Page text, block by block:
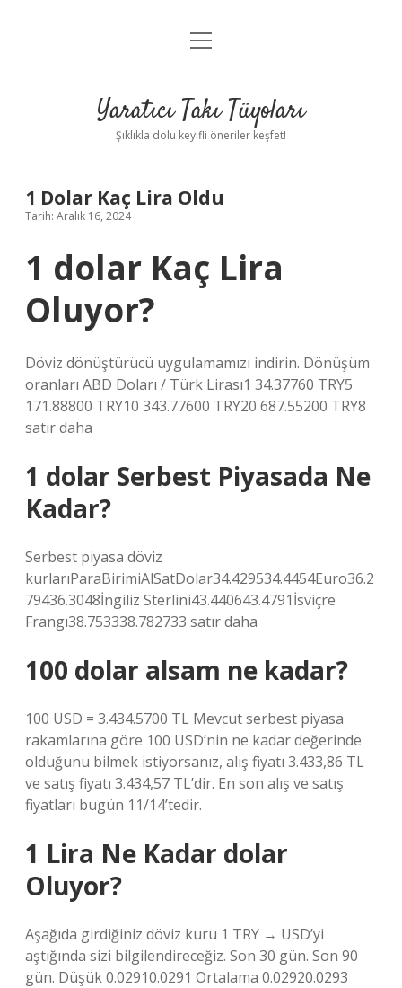
Anasayfa
Yasal Uyarı
menüyü
Yaratıcı Takı Tüyoları
Şıklıkla dolu keyifli öneriler keşfet!
1 Dolar Kaç Lira Oldu
Tarih: Aralık 16, 2024
1 dolar Kaç Lira
Oluyor?
Döviz dönüştürücü uygulamamızı indirin. Dönüşüm
oranları ABD Doları / Türk Lirası1 34.37760 TRY5
171.88800 TRY10 343.77600 TRY20 687.55200 TRY8
satır daha
1 dolar Serbest Piyasada Ne
Kadar?
Serbest piyasa döviz
kurlarıParaBirimiAlSatDolar34.429534.4454Euro36.2
79436.3048İngiliz Sterlini43.440643.4791İsviçre
Frangı38.753338.782733 satır daha
100 dolar alsam ne kadar?
100 USD = 3.434.5700 TL Mevcut serbest piyasa
rakamlarına göre 100 USD’nin ne kadar değerinde
olduğunu bilmek istiyorsanız, alış fiyatı 3.433,86 TL
ve satış fiyatı 3.434,57 TL’dir. En son alış ve satış
fiyatları bugün 11/14’tedir.
1 Lira Ne Kadar dolar
Oluyor?
Aşağıda girdiğiniz döviz kuru 1 TRY → USD’yi
aştığında sizi bilgilendireceğiz. Son 30 gün. Son 90
gün. Düşük 0.02910.0291 Ortalama 0.02920.0293